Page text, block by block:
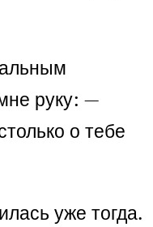
руку: —
о тебе
уже тогда.